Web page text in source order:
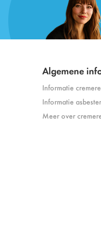
Algemene
Informatie
Informatie
Meer over